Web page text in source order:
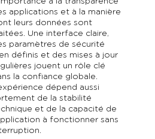
applications et à la manière
leurs données sont
Une interface claire,
paramètres de sécurité
définis et des mises à jour
jouent un rôle clé
la confiance globale.
dépend aussi
de la stabilité
et de la capacité de
à fonctionner sans